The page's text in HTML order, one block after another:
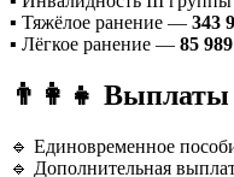
▪️ Тяжёлое ранение — 343
▪️ Лёгкое ранение — 85
👨‍👩‍👧 Выплаты
🔹 Единовременное
🔹 Дополнительная